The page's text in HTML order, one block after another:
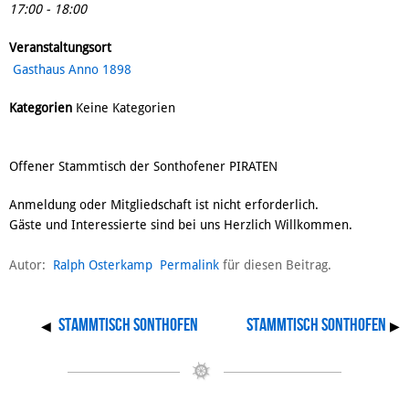
17:00 - 18:00
Veranstaltungsort
Gasthaus Anno 1898
Kategorien Keine Kategorien
Offener Stammtisch der Sonthofener PIRATEN
Anmeldung oder Mitgliedschaft ist nicht erforderlich.
Gäste und Interessierte sind bei uns Herzlich Willkommen.
Autor: Ralph Osterkamp Permalink für diesen Beitrag.
◀ Stammtisch Sonthofen Stammtisch Sonthofen ▶